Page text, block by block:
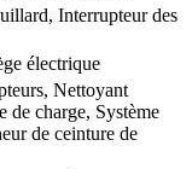
Interrupteur des
électrique
Nettoyant
de charge, Système
de ceinture de